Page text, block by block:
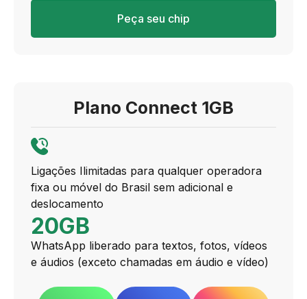
Peça seu chip
Plano Connect 1GB
Ligações Ilimitadas para qualquer operadora
fixa ou móvel do Brasil sem adicional e
deslocamento
20GB
WhatsApp liberado para textos, fotos, vídeos
e áudios (exceto chamadas em áudio e vídeo)